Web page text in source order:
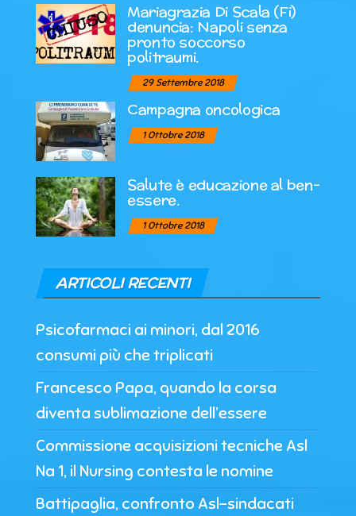
Mariagrazia Di Scala (Fi)
denuncia: Napoli senza
pronto soccorso
politraumi.
29 Settembre 2018
Campagna oncologica
1 Ottobre 2018
Salute è educazione al ben-
essere.
1 Ottobre 2018
ARTICOLI RECENTI
Psicofarmaci ai minori, dal 2016
consumi più che triplicati
Francesco Papa, quando la corsa
diventa sublimazione dell’essere
Commissione acquisizioni tecniche Asl
Na 1, il Nursing contesta le nomine
Battipaglia, confronto Asl-sindacati